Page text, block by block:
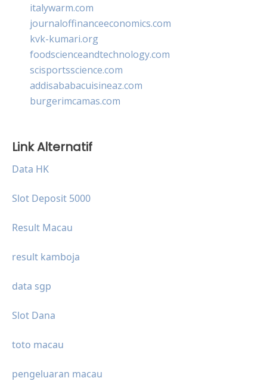
italywarm.com
journaloffinanceeconomics.com
kvk-kumari.org
foodscienceandtechnology.com
scisportsscience.com
addisababacuisineaz.com
burgerimcamas.com
Link Alternatif
Data HK
Slot Deposit 5000
Result Macau
result kamboja
data sgp
Slot Dana
toto macau
pengeluaran macau